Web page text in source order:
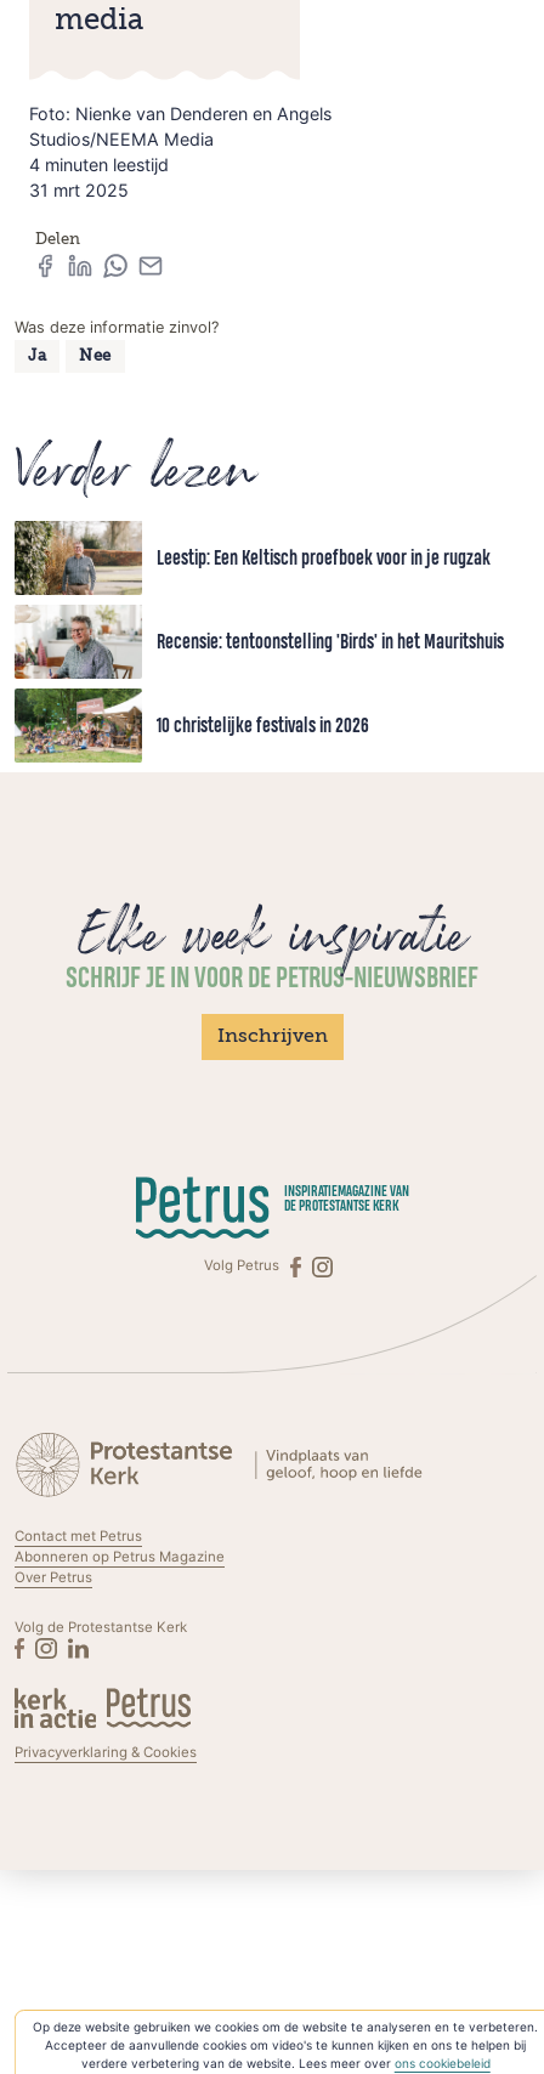
Op deze website gebruiken we cookies om de website te analyseren en te verbeteren.
Accepteer de aanvullende cookies om video's te kunnen kijken en ons te helpen bij
verdere verbetering van de website. Lees meer over ons cookiebeleid
media
Foto: Nienke van Denderen en Angels
Studios/NEEMA Media
4 minuten leestijd
31 mrt 2025
Delen
Was deze informatie zinvol?
Ja Nee
Verder lezen
Leestip: Een Keltisch proefboek voor in je rugzak
Recensie: tentoonstelling 'Birds' in het Mauritshuis
10 christelijke festivals in 2026
Elke week inspiratie
SCHRIJF JE IN VOOR DE PETRUS-NIEUWSBRIEF
Inschrijven
INSPIRATIEMAGAZINE VAN
DE PROTESTANTSE KERK
Volg Petrus
Contact met Petrus
Abonneren op Petrus Magazine
Over Petrus
Volg de Protestantse Kerk
Privacyverklaring & Cookies